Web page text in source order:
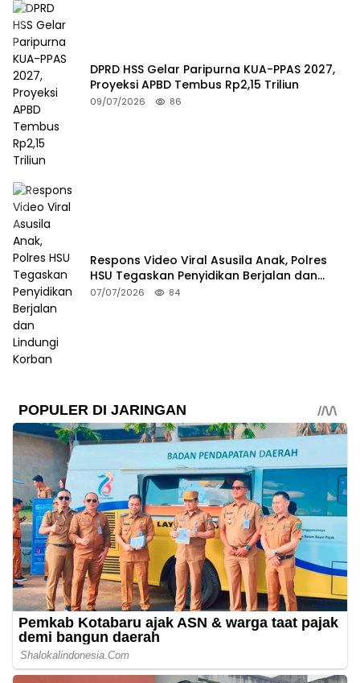
DPRD HSS Gelar Paripurna KUA-PPAS 2027,
Proyeksi APBD Tembus Rp2,15 Triliun
09/07/2026 86
Respons Video Viral Asusila Anak, Polres
HSU Tegaskan Penyidikan Berjalan dan
Lindungi Korban
07/07/2026 84